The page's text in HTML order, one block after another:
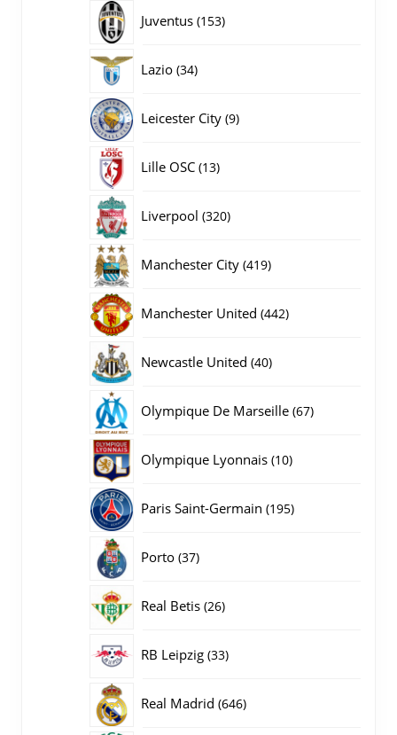
Juventus 153153
Lazio 3434
Leicester City 99
Lille OSC 1313
Liverpool 320320
Manchester City 419419
Manchester United 442442
Newcastle United 4040
Olympique De Marseille 6767
Olympique Lyonnais 1010
Paris Saint-Germain 195195
Porto 3737
Real Betis 2626
RB Leipzig 3333
Real Madrid 646646